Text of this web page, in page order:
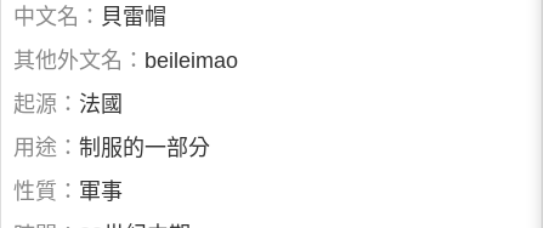
中文名： 貝雷帽
其他外文名： beileimao
起源： 法國
用途： 制服的一部分
性質： 軍事